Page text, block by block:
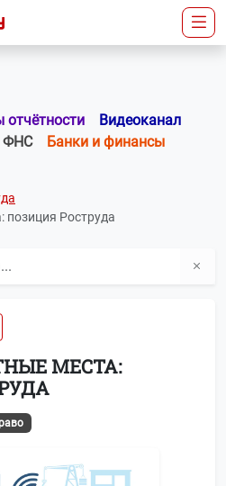
Видеоканал
ФНС
Банки и финансы
позиция Роструда
МЕСТА: